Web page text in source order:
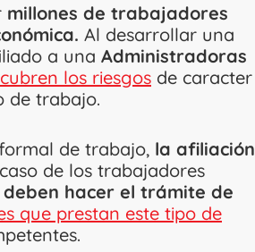
millones de trabajadores
Al desarrollar una
a una Administradoras
los riesgos de caracter
de trabajo.
de trabajo, la afiliación
de los trabajadores
deben hacer el trámite de
que prestan este tipo de